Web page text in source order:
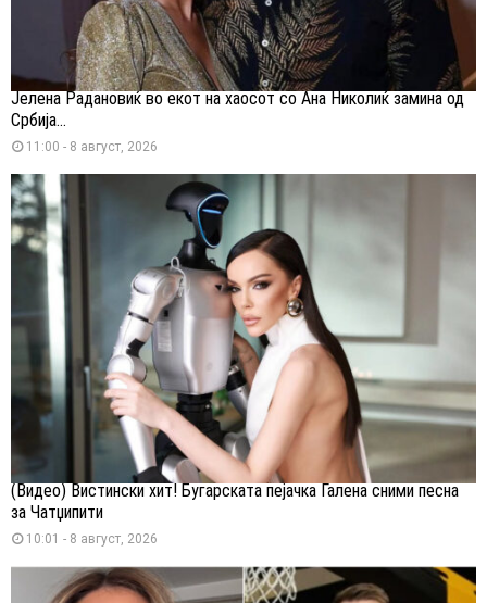
Јелена Радановиќ во екот на хаосот со Ана Николиќ замина од
Србија...
11:00 - 8 август, 2026
(Видео) Вистински хит! Бугарската пејачка Галена сними песна
за Чатџипити
10:01 - 8 август, 2026